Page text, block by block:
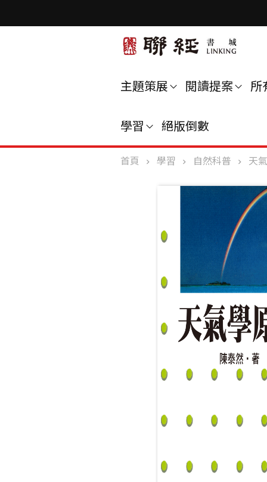
主題策展 閱讀提案 所
學習 絕版倒數
首頁 學習 自然科普 天